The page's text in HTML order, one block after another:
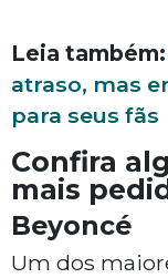
Leia também:
atraso, mas
para seus fãs
Confira
mais
Beyoncé
Um dos